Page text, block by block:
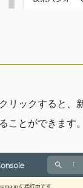
リックすると、
ことができます。